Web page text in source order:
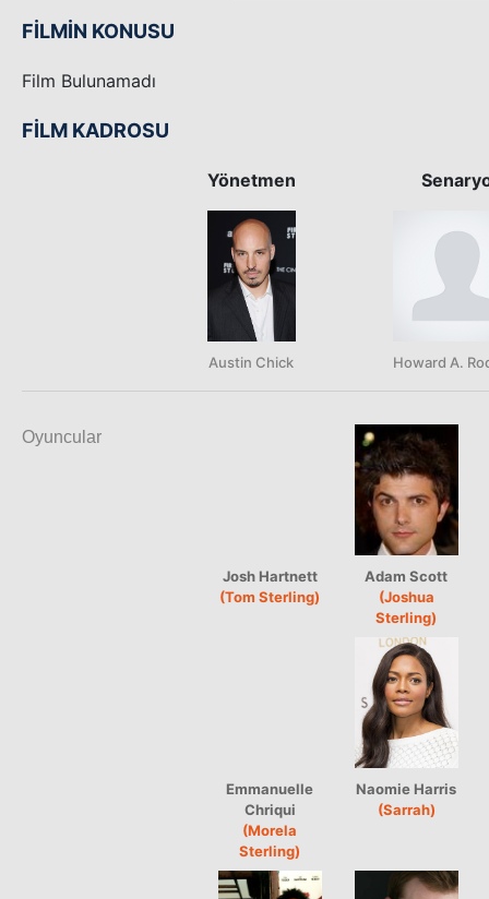
FİLMİN KONUSU
Film Bulunamadı
FİLM KADROSU
Yönetmen
Austin Chick Howard A.
Oyuncular
Josh Hartnett
(Tom Sterling)
Adam Scott
(Joshua
Sterling)
Emmanuelle
Chriqui
(Morela
Sterling)
Naomie Harris
(Sarrah)